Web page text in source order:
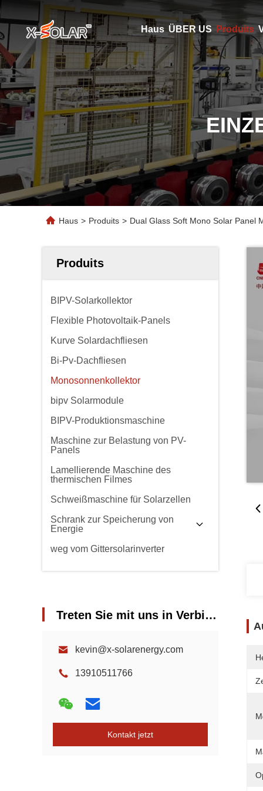
Haus ÜBER US Produits
Haus > Produits > Dual Glass Soft Mono Solar Panel
Produits
BIPV-Solarkollektor
Flexible Photovoltaik-Panels
Kurve Solardachfliesen
Bi-Pv-Dachfliesen
Monosonnenkollektor
bipv Solarmodule
BIPV-Produktionsmaschine
Maschine zur Belastung von PV-
Panels
Lamellierende Maschine des
thermischen Filmes
Schweißmaschine für Solarzellen
Schrank zur Speicherung von
Energie
weg vom Gittersolarinverter
Treten Sie mit uns in Verbindung
kevin@x-solarenergy.com
13910511766
Kontakt jetzt